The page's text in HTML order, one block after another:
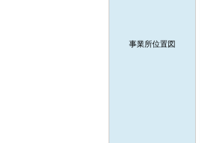
事業所位置図